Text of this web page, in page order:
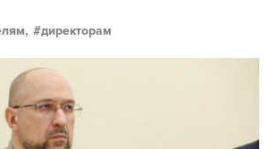
директорам